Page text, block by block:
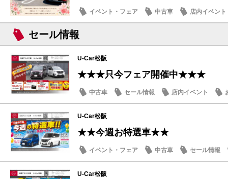
イベント・フェア 中古車 店内イベント
セール情報
U-Car松阪
★★★只今フェア開催中★★★
中古車 セール情報 店内イベント
U-Car松阪
★★今週お特選車★★
イベント・フェア 中古車 セール情報
U-Car松阪